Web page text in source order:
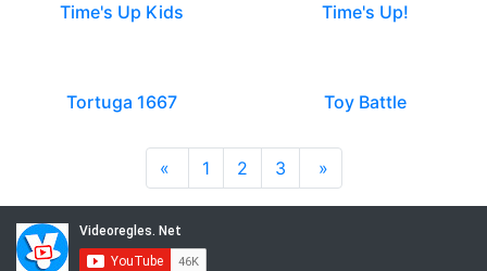
Time's Up Kids Time's Up!
Tortuga 1667 Toy Battle
« 1 2 3 »